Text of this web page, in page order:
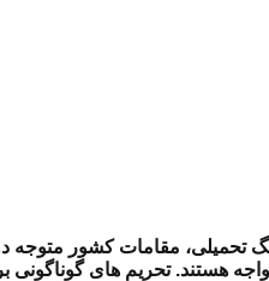
آرزوی دستیابی به موشک هایی با برد 80 کیلومتر بود؛ با
هستند. تحریم های گوناگونی